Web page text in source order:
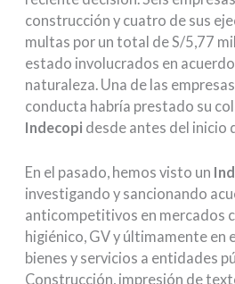
construcción y cuatro de sus
multas por un total de S/5,77
estado involucrados en
naturaleza. Una de las
conducta habría prestado su
Indecopi desde antes del inicio
En el pasado, hemos visto un
investigando y sancionando
anticompetitivos en mercados
higiénico, GV y últimamente en
bienes y servicios a entidades
Construcción, impresión de